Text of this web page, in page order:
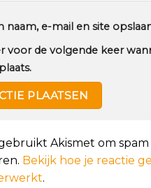
naam, e-mail en site
voor de volgende keer
Akismet om
Bekijk hoe je reactie
.